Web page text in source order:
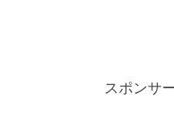
スポンサ